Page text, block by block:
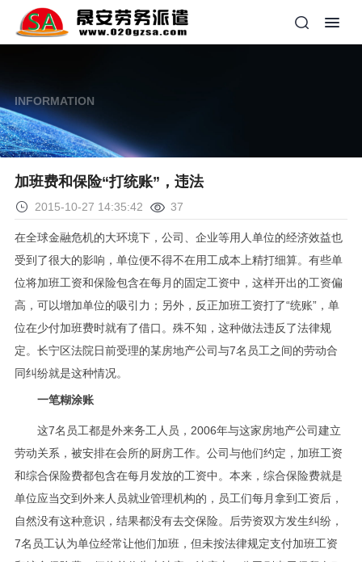
INFORMATION
加班费和保险“打统账”，违法
2015-10-27 14:35:42 37
在全球金融危机的大环境下，公司、企业等用人单位的经济效益也
受到了很大的影响，单位便不得不在用工成本上精打细算。有些单
位将加班工资和保险包含在每月的固定工资中，这样开出的工资偏
高，可以增加单位的吸引力；另外，反正加班工资打了“统账”，单
位在少付加班费时就有了借口。殊不知，这种做法违反了法律规
定。长宁区法院日前受理的某房地产公司与7名员工之间的劳动合
同纠纷就是这种情况。
一笔糊涂账
这7名员工都是外来务工人员，2006年与这家房地产公司建立
劳动关系，被安排在会所的厨房工作。公司与他们约定，加班工资
和综合保险费都包含在每月发放的工资中。本来，综合保险费就是
单位应当交到外来人员就业管理机构的，员工们每月拿到工资后，
自然没有这种意识，结果都没有去交保险。后劳资双方发生纠纷，
7名员工认为单位经常让他们加班，但未按法律规定支付加班工资